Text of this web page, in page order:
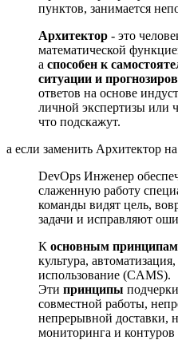
пунктов, занимается
Архитектор - это
математической
а способен к
ситуации и
ответов на основе
личной экспертизы или
что подскажут.
а если заменить Архитектор
DevOps Инженер
слаженную работу
команды видят цель,
задачи и исправляют
К основным принципам
культура,
использование (CAMS).
Эти принципы
совместной работы,
непрерывной доставки,
мониторинга и контуров